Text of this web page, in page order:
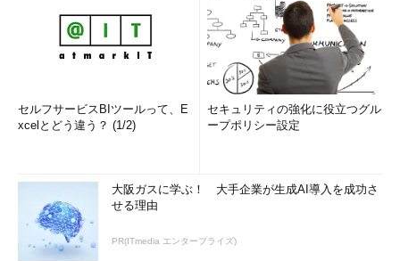
セルフサービスBIツールって、E
xcelとどう違う？ (1/2)
セキュリティの強化に役立つグル
ープポリシー設定
大阪ガスに学ぶ！ 大手企業が生成AI導入を成功さ
せる理由
PR(ITmedia エンタープライズ)